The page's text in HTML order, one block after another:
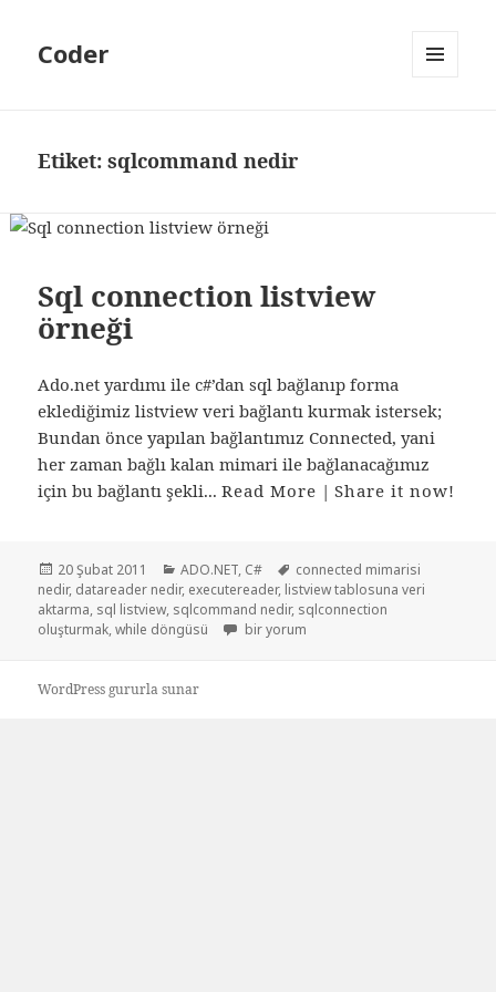
Coder
Etiket:sqlcommand nedir
Sql connection listview
örneği
Ado.net yardımı ile c#’dan sql bağlanıp forma
eklediğimiz listview veri bağlantı kurmak istersek;
Bundan önce yapılan bağlantımız Connected, yani
her zaman bağlı kalan mimari ile bağlanacağımız
için bu bağlantı şekli...Read More |Share it now!
Yayın
tarihi
20 Şubat 2011 Kategoriler
ADO.NET, C# Etiketler
connected mimarisi
nedir, datareader nedir, executereader, listview tablosuna veri
aktarma, sql listview, sqlcommand nedir, sqlconnection
oluşturmak,while döngüsü Sql connection listview örneği için
bir yorum
WordPress gururla sunar